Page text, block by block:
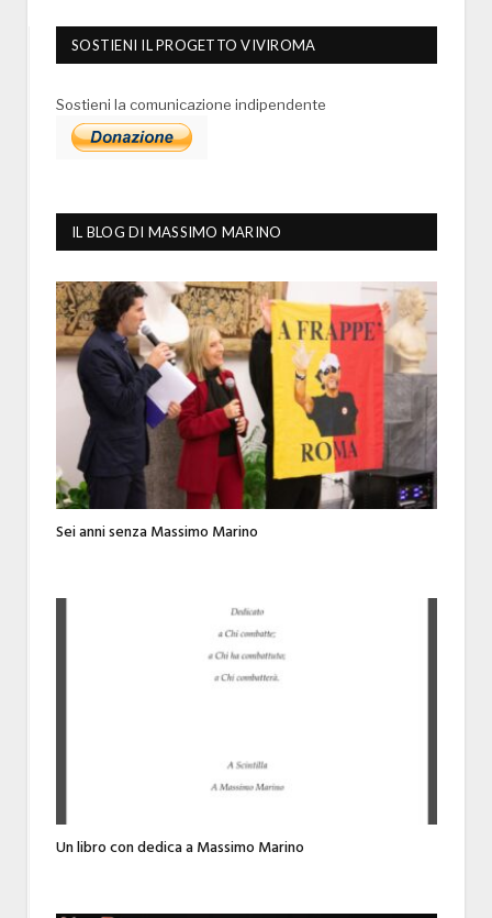
SOSTIENI IL PROGETTO VIVIROMA
Sostieni la comunicazione indipendente
IL BLOG DI MASSIMO MARINO
Sei anni senza Massimo Marino
Un libro con dedica a Massimo Marino